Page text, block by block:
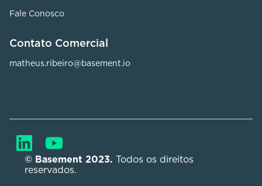
Fale Conosco
Contato Comercial
matheus.ribeiro@basement.io
© Basement 2023. Todos os direitos
reservados.